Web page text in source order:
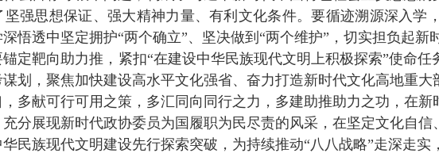
坚强思想保证、强大精神力量、有利文化条件。要循迹溯源深入学
悟透中坚定拥护“两个确立”、坚决做到“两个维护”，切实担负起新
定靶向助力推，紧扣“在建设中华民族现代文明上积极探索”使命
划，聚焦加快建设高水平文化强省、奋力打造新时代文化高地重
多献可行可用之策，多汇同向同行之力，多建助推助力之功，在新
分展现新时代政协委员为国履职为民尽责的风采，在坚定文化自
民族现代文明建设先行探索突破，为持续推动“八八战略”走深走实